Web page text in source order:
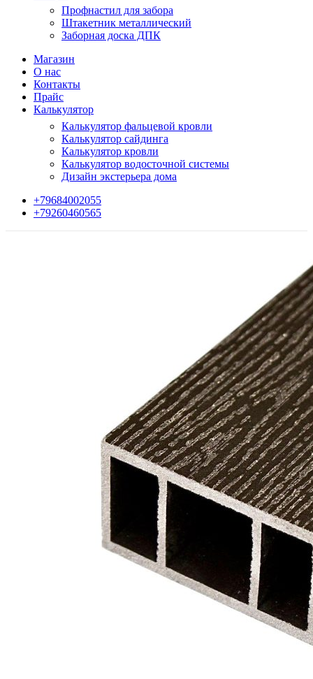
Профнастил для забора
Штакетник металлический
Заборная доска ДПК
Магазин
О нас
Контакты
Прайс
Калькулятор
Калькулятор фальцевой кровли
Калькулятор сайдинга
Калькулятор кровли
Калькулятор водосточной системы
Дизайн экстерьера дома
+79684002055
+79260460565